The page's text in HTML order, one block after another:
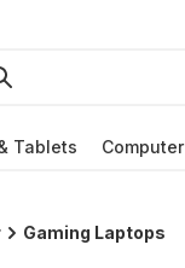
Tablets Computer
Gaming Laptops